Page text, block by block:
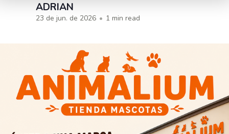
ADRIAN
23 de jun. de 2026 • 1 min read